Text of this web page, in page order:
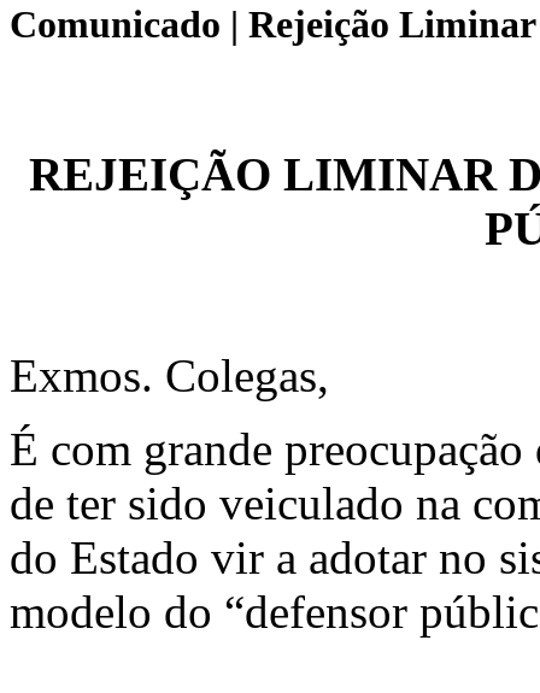
Comunicado | Rejeição
REJEIÇÃO LIMINAR
Exmos. Colegas,
É com grande
de ter sido veiculado na
do Estado vir a adotar no
modelo do “defensor